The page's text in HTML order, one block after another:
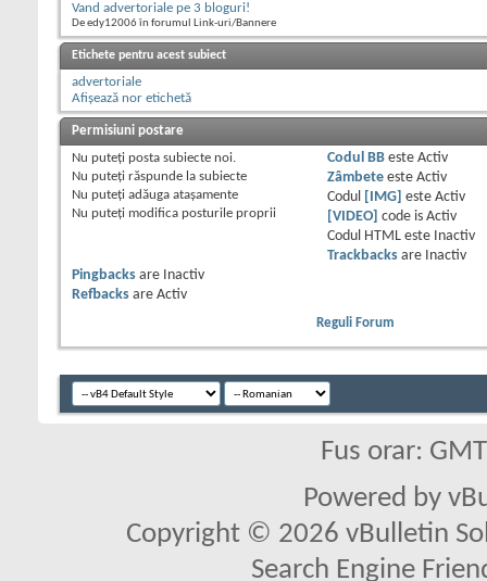
Vand advertoriale pe 3 bloguri!
De edy12006 în forumul Link-uri/Bannere
Etichete pentru acest subiect
advertoriale
Afișează nor etichetă
Permisiuni postare
Nu puteţi posta subiecte noi.
Nu puteţi răspunde la subiecte
Nu puteţi adăuga ataşamente
Nu puteţi modifica posturile proprii
Codul BBeste Activ
Zâmbeteeste Activ
Codul
[IMG] este Activ
[VIDEO]
code is Activ
Codul HTML este
Inactiv
Trackbacksare
Inactiv
Pingbacks are
Inactiv
Refbacks are Activ
Reguli Forum
Fus orar:
Powered by
Copyright © 2026 vBulletin
Search Engine